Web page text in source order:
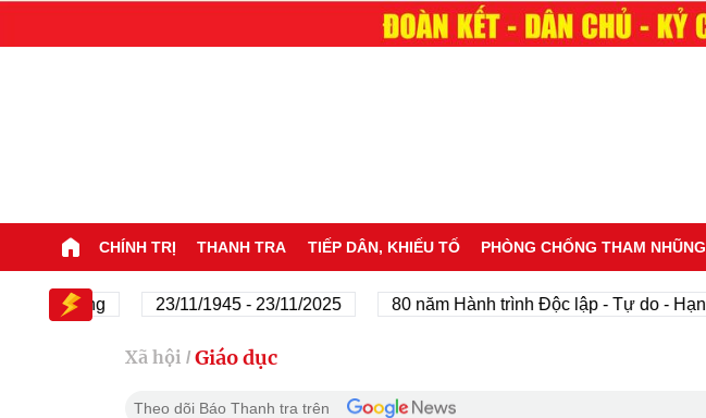
CHÍNH TRỊ THANH TRA TIẾP DÂN, KHIẾU TỐ PHÒNG CHỐNG THAM NHŨNG
23/11/1945 - 23/11/2025 80 năm Hành trình Độc lập - Tự do - Hạnh phúc
Xã hội / Giáo dục
Theo dõi Báo Thanh tra trên